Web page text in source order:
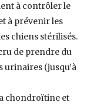
à contrôler le
à prévenir les
chiens stérilisés.
de prendre du
urinaires (jusqu’à
chondroïtine et